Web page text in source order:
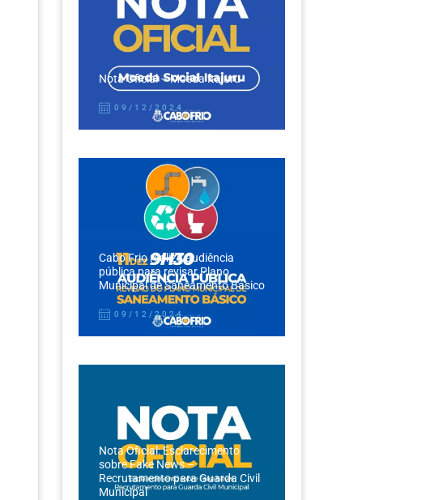
Nota Oficial – Moeda Itajuru
09/12/2024
Cabo Frio realiza audiência
pública para revisar Plano
Municipal de Saneamento Básico
09/12/2024
Nota Oficial: Esclarecimento
sobre Fake News –
Recrutamento para Guarda Civil
Municipal